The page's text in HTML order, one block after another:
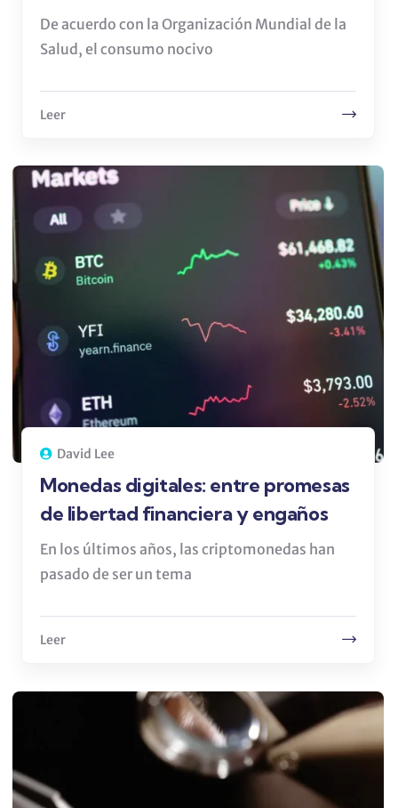
De acuerdo con la Organización Mundial de la
Salud, el consumo nocivo
Leer
David Lee
Monedas digitales: entre promesas
de libertad financiera y engaños
En los últimos años, las criptomonedas han
pasado de ser un tema
Leer